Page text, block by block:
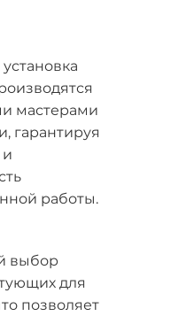
мастерами
гарантируя
и
работы.
выбор
для
позволяет